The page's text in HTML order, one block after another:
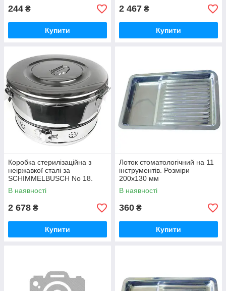
244 ₴
Купити
2 467 ₴
Купити
Коробка стерилізаційна з
неіржавкої сталі за
SCHIMMELBUSCH No 18.
Діаметр 340 мм, висота 190
мм
В наявності
2 678 ₴
Купити
Лоток стоматологічний на 11
інструментів. Розміри
200x130 мм
В наявності
360 ₴
Купити